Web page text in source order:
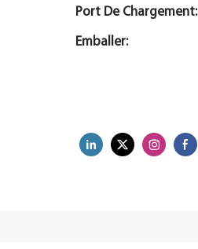
Port De Chargement:
Emballer: